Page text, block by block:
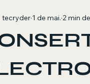
fogão Electrolux
tecryder 1 de mai. 2 min